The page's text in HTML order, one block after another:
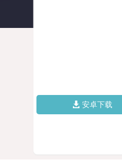
安卓下载